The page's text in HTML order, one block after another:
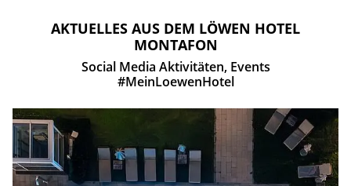
AKTUELLES AUS DEM LÖWEN HOTEL
MONTAFON
Social Media Aktivitäten, Events
#MeinLoewenHotel